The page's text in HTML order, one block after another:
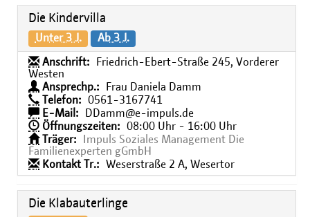
Die Kindervilla
Unter 3 J. Ab 3 J.
Anschrift:
Friedrich-Ebert-Straße 245, Vorderer
Westen
Ansprechp.:
Frau Daniela Damm
Telefon:
0561-3167741
E-Mail:
DDamm@e-impuls.de
Öffnungszeiten:
08:00 Uhr - 16:00 Uhr
Träger:
Impuls Soziales Management Die
Familienexperten gGmbH
Kontakt Tr.:
Weserstraße 2 A, Wesertor
Die Klabauterlinge